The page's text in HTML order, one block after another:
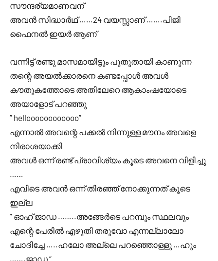
സൗന്ദര്യമാണവന്
അവൻ സിദ്ധാർഥ് ……24 വയസ്സാണ് …….പിജി
ഫൈനൽ ഇയർ ആണ്
വന്നിട്ട് രണ്ടു മാസമായിട്ടും പുതുതായി കാണുന്ന
തന്റെ അയൽക്കാരനെ കണ്ടപ്പോൾ അവൾ
കൗതുകത്തോടെ അതിലേറെ ആകാംഷയോടെ
അയാളോട് പറഞ്ഞു
” helloooooooooooo”
എന്നാൽ അവന്റെ പക്കൽ നിന്നുള്ള മൗനം അവളെ
നിരാശയാക്കി
അവൾ ഒന്ന് രണ്ട് പ്രാവിശ്യം കൂടെ അവനെ വിളിച്ചു
……
എവിടെ അവൻ ഒന്ന് തിരഞ്ഞ് നോക്കുന്നത് കൂടെ
ഇല്ല
” ഓഹ് ജാഡ ……..അങ്ങേർടെ പറമ്പും സ്ഥലവും
എന്റെ പേരിൽ എഴുതി തരുവോ എന്നല്ലാലോ
ചോദിച്ചേ …..ഹലോ അല്ലെ പറഞ്ഞൊള്ളു …ഹും
…….ജാഡ “